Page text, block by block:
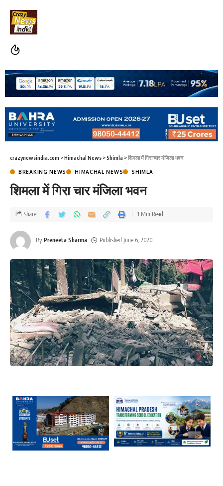
crazynewsindia.com >Himachal News >Shimla >शिमला में गिरा चार मंजिला भवन
BREAKING NEWS HIMACHAL NEWS SHIMLA
शिमला में गिरा चार मंजिला भवन
By Preneeta Sharma Published June 6, 2020
Share 1 Min Read